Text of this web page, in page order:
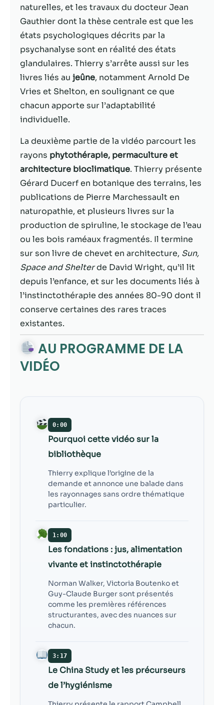
naturelles, et les travaux du docteur Jean
Gauthier dont la thèse centrale est que les
états psychologiques décrits par la
psychanalyse sont en réalité des états
glandulaires. Thierry s’arrête aussi sur les
livres liés au jeûne, notamment Arnold De
Vries et Shelton, en soulignant ce que
chacun apporte sur l’adaptabilité
individuelle.
La deuxième partie de la vidéo parcourt les
rayons phytothérapie, permaculture et
architecture bioclimatique. Thierry présente
Gérard Ducerf en botanique des terrains, les
publications de Pierre Marchessault en
naturopathie, et plusieurs livres sur la
production de spiruline, le stockage de l’eau
ou les bois raméaux fragmentés. Il termine
sur son livre de chevet en architecture, Sun,
Space and Shelterde David Wright, qu’il lit
depuis l’enfance, et sur les documents liés à
l’instinctothérapie des années 80-90 dont il
conserve certaines des rares traces
existantes.
AU PROGRAMME DE LA
VIDÉO
0:00
Pourquoi cette vidéo sur la
bibliothèque
Thierry explique l’origine de la
demande et annonce une balade dans
les rayonnages sans ordre thématique
particulier.
1:00
Les fondations : jus, alimentation
vivante et instinctothérapie
Norman Walker, Victoria Boutenko et
Guy-Claude Burger sont présentés
comme les premières références
structurantes, avec des nuances sur
chacun.
3:17
Le China Study et les précurseurs
de l’hygiénisme
fonctionne
aussi bien que
possible lors
de votre visite.
Si vous refusez
ces cookies,
certaines
disparaîtront
du site Web.
Marketing
En partageant
votre
comportement
lorsque vous
site, vous
augmentez les
chances de
contenu et des
offres
personnalisés.